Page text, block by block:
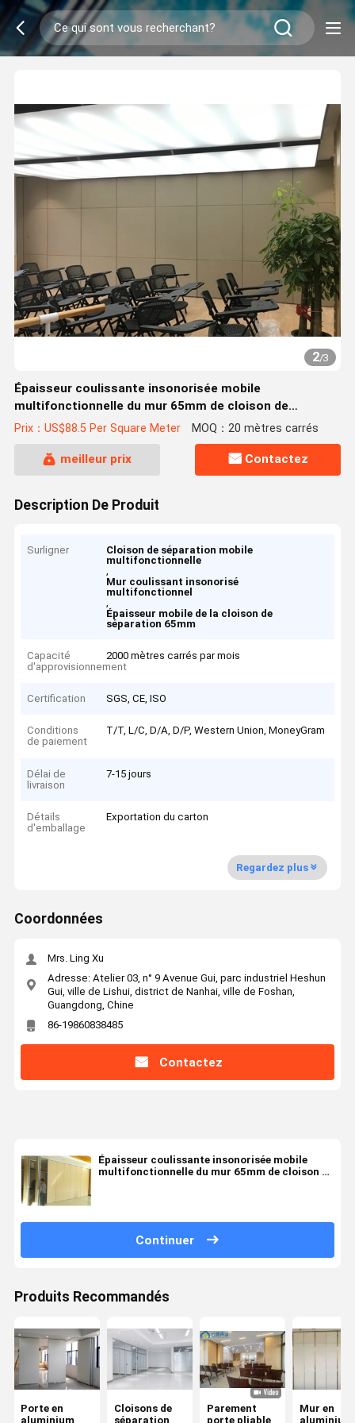
2/3
Épaisseur coulissante insonorisée mobile
multifonctionnelle du mur 65mm de cloison de
séparation
Prix：US$88.5 Per Square Meter MOQ：20 mètres carrés
meilleur prix Contactez
Description De Produit
Surligner
Cloison de séparation mobile
multifonctionnelle
,
Mur coulissant insonorisé
multifonctionnel
,
Épaisseur mobile de la cloison de
séparation 65mm
Capacité
d'approvisionnement
2000 mètres carrés par mois
Certification SGS, CE, ISO
Conditions
de paiement
T/T, L/C, D/A, D/P, Western Union, MoneyGram
Délai de
livraison
7-15 jours
Détails
d'emballage
Exportation du carton
Regardez plus
Coordonnées
Mrs. Ling Xu
Adresse: Atelier 03, n° 9 Avenue Gui, parc industriel Heshun
Gui, ville de Lishui, district de Nanhai, ville de Foshan,
Guangdong, Chine
86-19860838485
Contactez
Épaisseur coulissante insonorisée mobile
multifonctionnelle du mur 65mm de cloison de
Continuer
Produits Recommandés
Porte en
aluminium
Cloisons de
séparation
Parement
porte pliable
Mur en
aluminium